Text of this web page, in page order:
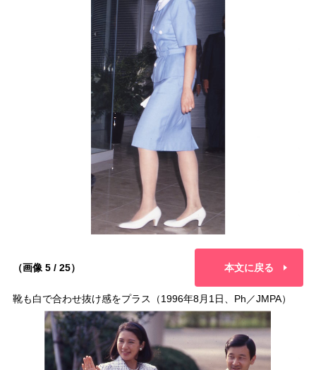
（画像 5 / 25） 本文に戻る
靴も白で合わせ抜け感をプラス（1996年8月1日、Ph／JMPA）